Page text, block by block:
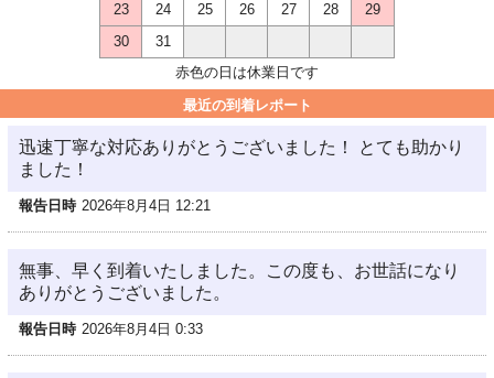
23
24 25 26 27 28
29
30
31
赤色の日は休業日です
最近の到着レポート
迅速丁寧な対応ありがとうございました！ とても助かり
ました！
報告日時 2026年8月4日 12:21
無事、早く到着いたしました。この度も、お世話になり
ありがとうございました。
報告日時 2026年8月4日 0:33